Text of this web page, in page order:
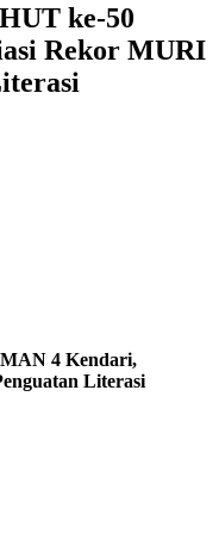
ke-50
Rekor MURI
4 Kendari,
Literasi